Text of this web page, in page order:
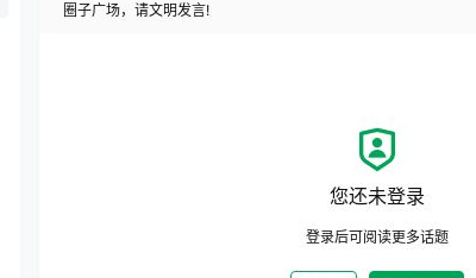
圈子广场，请文明发言!
您还未登录
登录后可阅读更多话题